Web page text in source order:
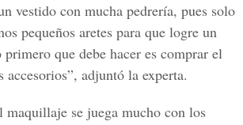
vestido con mucha pedrería, pues solo
pequeños aretes para que logre un
que debe hacer es comprar el
adjuntó la experta.
maquillaje se juega mucho con los